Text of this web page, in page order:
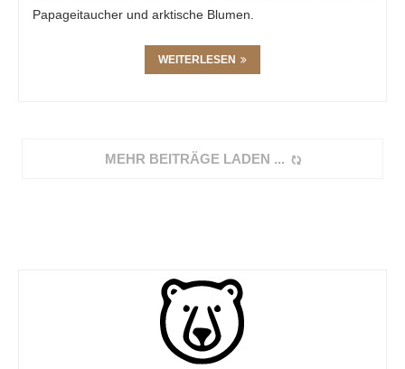
Papageitaucher und arktische Blumen.
WEITERLESEN
MEHR BEITRÄGE LADEN